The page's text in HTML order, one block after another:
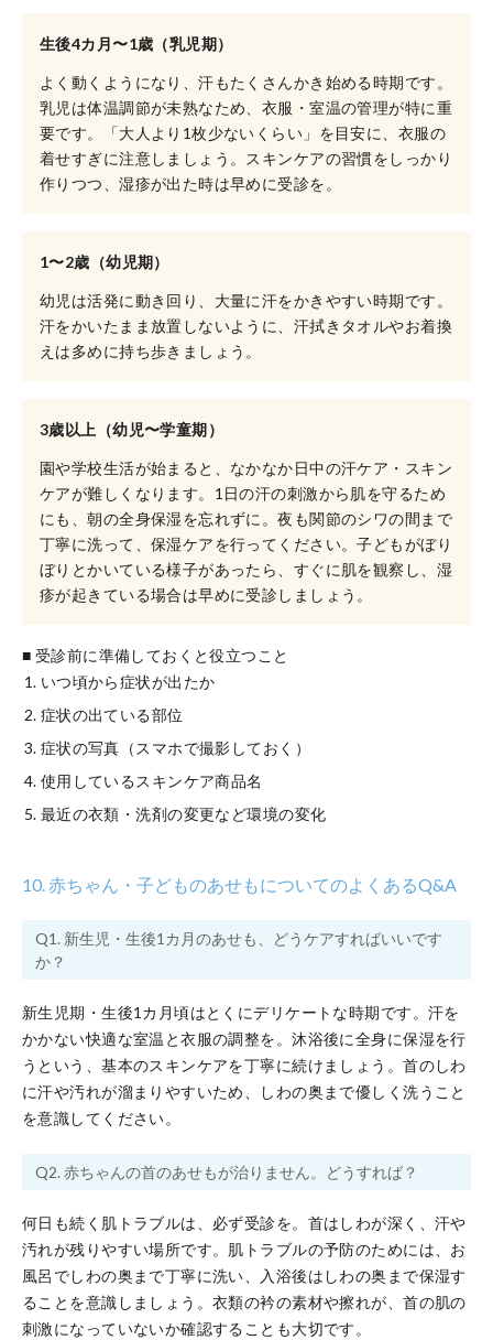
生後4カ月〜1歳（乳児期）
よく動くようになり、汗もたくさんかき始める時期です。
乳児は体温調節が未熟なため、衣服・室温の管理が特に重
要です。「大人より1枚少ないくらい」を目安に、衣服の
着せすぎに注意しましょう。スキンケアの習慣をしっかり
作りつつ、湿疹が出た時は早めに受診を。
1〜2歳（幼児期）
幼児は活発に動き回り、大量に汗をかきやすい時期です。
汗をかいたまま放置しないように、汗拭きタオルやお着換
えは多めに持ち歩きましょう。
3歳以上（幼児〜学童期）
園や学校生活が始まると、なかなか日中の汗ケア・スキン
ケアが難しくなります。1日の汗の刺激から肌を守るため
にも、朝の全身保湿を忘れずに。夜も関節のシワの間まで
丁寧に洗って、保湿ケアを行ってください。子どもがぼり
ぼりとかいている様子があったら、すぐに肌を観察し、湿
疹が起きている場合は早めに受診しましょう。
■ 受診前に準備しておくと役立つこと
いつ頃から症状が出たか
症状の出ている部位
症状の写真（スマホで撮影しておく）
使用しているスキンケア商品名
最近の衣類・洗剤の変更など環境の変化
10. 赤ちゃん・子どものあせもについてのよくあるQ&A
Q1. 新生児・生後1カ月のあせも、どうケアすればいいです
か？
新生児期・生後1カ月頃はとくにデリケートな時期です。汗を
かかない快適な室温と衣服の調整を。沐浴後に全身に保湿を行
うという、基本のスキンケアを丁寧に続けましょう。首のしわ
に汗や汚れが溜まりやすいため、しわの奥まで優しく洗うこと
を意識してください。
Q2. 赤ちゃんの首のあせもが治りません。どうすれば？
何日も続く肌トラブルは、必ず受診を。首はしわが深く、汗や
汚れが残りやすい場所です。肌トラブルの予防のためには、お
風呂でしわの奥まで丁寧に洗い、入浴後はしわの奥まで保湿す
ることを意識しましょう。衣類の衿の素材や擦れが、首の肌の
刺激になっていないか確認することも大切です。